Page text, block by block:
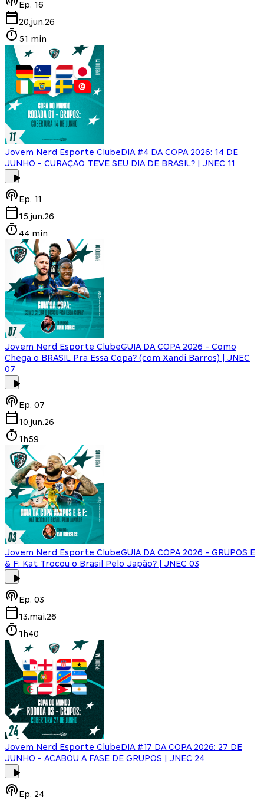
Ep. 16
20.jun.26
51 min
Jovem Nerd Esporte ClubeDIA #4 DA COPA 2026: 14 DE
JUNHO - CURAÇAO TEVE SEU DIA DE BRASIL? | JNEC 11
Ep. 11
15.jun.26
44 min
Jovem Nerd Esporte ClubeGUIA DA COPA 2026 - Como
Chega o BRASIL Pra Essa Copa? (com Xandi Barros) | JNEC
07
Ep. 07
10.jun.26
1h59
Jovem Nerd Esporte ClubeGUIA DA COPA 2026 - GRUPOS E
& F: Kat Trocou o Brasil Pelo Japão? | JNEC 03
Ep. 03
13.mai.26
1h40
Jovem Nerd Esporte ClubeDIA #17 DA COPA 2026: 27 DE
JUNHO - ACABOU A FASE DE GRUPOS | JNEC 24
Ep. 24